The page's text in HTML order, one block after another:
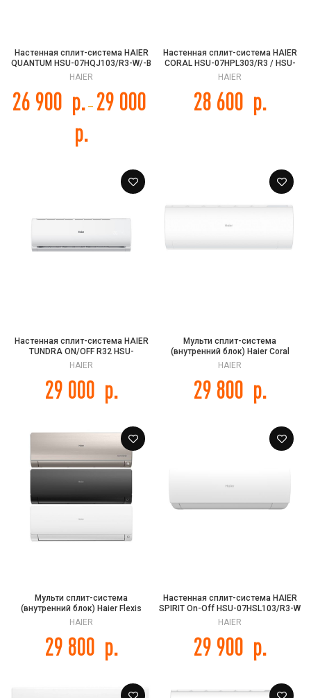
Настенная сплит-система HAIER
QUANTUM HSU-07HQJ103/R3-W/-B
/ HSU-07HQJ103/R3
HAIER
26 900 р. – 29 000
р.
Настенная сплит-система HAIER
CORAL HSU-07HPL303/R3 / HSU-
07HPL103/R3
HAIER
28 600 р.
Настенная сплит-система HAIER
TUNDRA ON/OFF R32 HSU-
09HTT103/R3 / HSU-09HTT103/R3
HAIER
29 000 р.
Мульти сплит-система
(внутренний блок) Haier Coral
Super Match AS50PS1HRA-M
HAIER
29 800 р.
Мульти сплит-система
(внутренний блок) Haier Flexis
Super Match AS25S2SF3FA-W/-G/-
HAIER
29 800 р.
Настенная сплит-система HAIER
SPIRIT On-Off HSU-07HSL103/R3-W
/ HSU-07HSL103/R3
HAIER
29 900 р.